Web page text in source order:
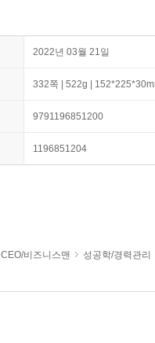
2022년 03월 21일
332쪽 | 522g |
9791196851200
1196851204
CEO/비즈니스맨 성공학/경력관리